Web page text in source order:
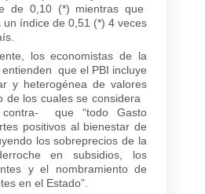
de 0,10 (*) mientras que
un índice de 0,51 (*) 4 veces
los economistas de la
que el PBI incluye
y heterogénea de valores
de los cuales se considera
que “todo Gasto
positivos al bienestar de
los sobreprecios de la
en subsidios, los
y el nombramiento de
en el Estado”.